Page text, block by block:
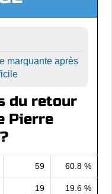
marquante après
du retour
Pierre
59 60.8 %
19 19.6 %